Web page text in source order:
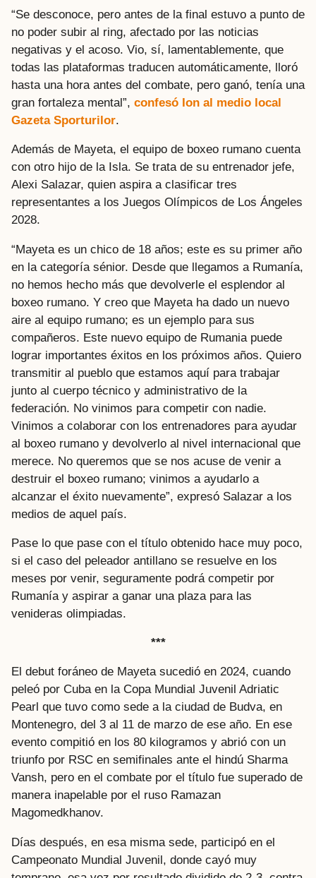
“Se desconoce, pero antes de la final estuvo a punto de
no poder subir al ring, afectado por las noticias
negativas y el acoso. Vio, sí, lamentablemente, que
todas las plataformas traducen automáticamente, lloró
hasta una hora antes del combate, pero ganó, tenía una
gran fortaleza mental”, confesó Ion al medio local
Gazeta Sporturilor.
Además de Mayeta, el equipo de boxeo rumano cuenta
con otro hijo de la Isla. Se trata de su entrenador jefe,
Alexi Salazar, quien aspira a clasificar tres
representantes a los Juegos Olímpicos de Los Ángeles
2028.
“Mayeta es un chico de 18 años; este es su primer año
en la categoría sénior. Desde que llegamos a Rumanía,
no hemos hecho más que devolverle el esplendor al
boxeo rumano. Y creo que Mayeta ha dado un nuevo
aire al equipo rumano; es un ejemplo para sus
compañeros. Este nuevo equipo de Rumania puede
lograr importantes éxitos en los próximos años. Quiero
transmitir al pueblo que estamos aquí para trabajar
junto al cuerpo técnico y administrativo de la
federación. No vinimos para competir con nadie.
Vinimos a colaborar con los entrenadores para ayudar
al boxeo rumano y devolverlo al nivel internacional que
merece. No queremos que se nos acuse de venir a
destruir el boxeo rumano; vinimos a ayudarlo a
alcanzar el éxito nuevamente”, expresó Salazar a los
medios de aquel país.
Pase lo que pase con el título obtenido hace muy poco,
si el caso del peleador antillano se resuelve en los
meses por venir, seguramente podrá competir por
Rumanía y aspirar a ganar una plaza para las
venideras olimpiadas.
***
El debut foráneo de Mayeta sucedió en 2024, cuando
peleó por Cuba en la Copa Mundial Juvenil Adriatic
Pearl que tuvo como sede a la ciudad de Budva, en
Montenegro, del 3 al 11 de marzo de ese año. En ese
evento compitió en los 80 kilogramos y abrió con un
triunfo por RSC en semifinales ante el hindú Sharma
Vansh, pero en el combate por el título fue superado de
manera inapelable por el ruso Ramazan
Magomedkhanov.
Días después, en esa misma sede, participó en el
Campeonato Mundial Juvenil, donde cayó muy